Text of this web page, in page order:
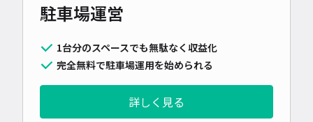
駐車場運営
1台分のスペースでも無駄なく収益化
完全無料で駐車場運用を始められる
詳しく見る